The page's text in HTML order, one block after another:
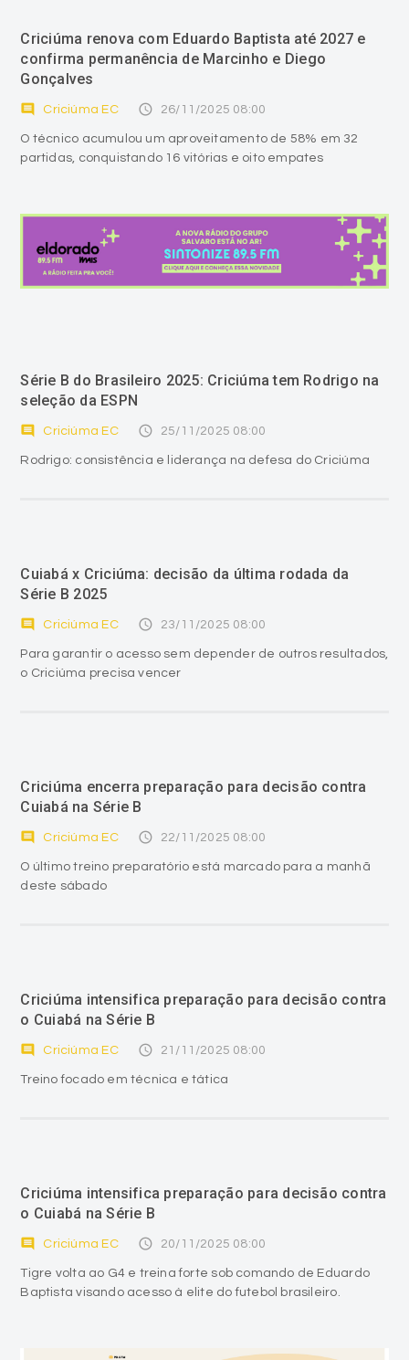
Criciúma renova com Eduardo Baptista até 2027 e
confirma permanência de Marcinho e Diego
Gonçalves
comment Criciúma EC access_time 26/11/2025 08:00
O técnico acumulou um aproveitamento de 58% em 32
partidas, conquistando 16 vitórias e oito empates
Série B do Brasileiro 2025: Criciúma tem Rodrigo na
seleção da ESPN
comment Criciúma EC access_time 25/11/2025 08:00
Rodrigo: consistência e liderança na defesa do Criciúma
Cuiabá x Criciúma: decisão da última rodada da
Série B 2025
comment Criciúma EC access_time 23/11/2025 08:00
Para garantir o acesso sem depender de outros resultados,
o Criciúma precisa vencer
Criciúma encerra preparação para decisão contra
Cuiabá na Série B
comment Criciúma EC access_time 22/11/2025 08:00
O último treino preparatório está marcado para a manhã
deste sábado
Criciúma intensifica preparação para decisão contra
o Cuiabá na Série B
comment Criciúma EC access_time 21/11/2025 08:00
Treino focado em técnica e tática
Criciúma intensifica preparação para decisão contra
o Cuiabá na Série B
comment Criciúma EC access_time 20/11/2025 08:00
Tigre volta ao G4 e treina forte sob comando de Eduardo
Baptista visando acesso à elite do futebol brasileiro.